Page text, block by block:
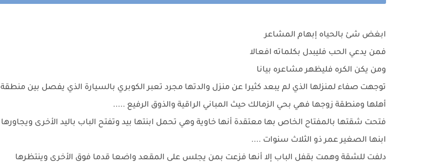
ابغض شئ بالحياه إبهام المشاعر
فمن يدعي الحب فليبدل بكلماته افعالا
ومن يكن الكره فليظهر مشاعره بيانا
توجهت صفاء لمنزلها الذي لم يبعد كثيرا عن منزل والدتها مجرد تعبر الكوبري بالسيارة الذي يفصل بين منطقة
أهلها ومنطقة زوجها فهي بحي الزمالك حيث المباني الراقية والذوق الرفيع .....
فتحت شقتها بالمفتاح الخاص بها معتقدة أنها خاوية وهي تحمل ابنتها بيد وتفتح الباب باليد الأخرى ويجاورها
ابنها الصغير عمر ذو الثلاث سنوات ....
دلفت للشقة وهمت بقفل الباب إلا أنها فزعت بمن يجلس على المقعد واضعا قدما فوق الأخرى وينتظرها